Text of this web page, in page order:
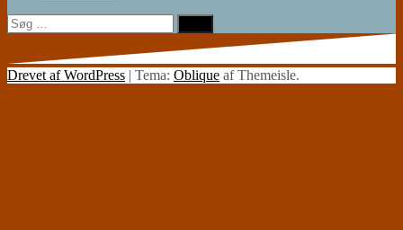
Søg
efter:
Drevet af WordPress | Tema: Oblique af Themeisle.